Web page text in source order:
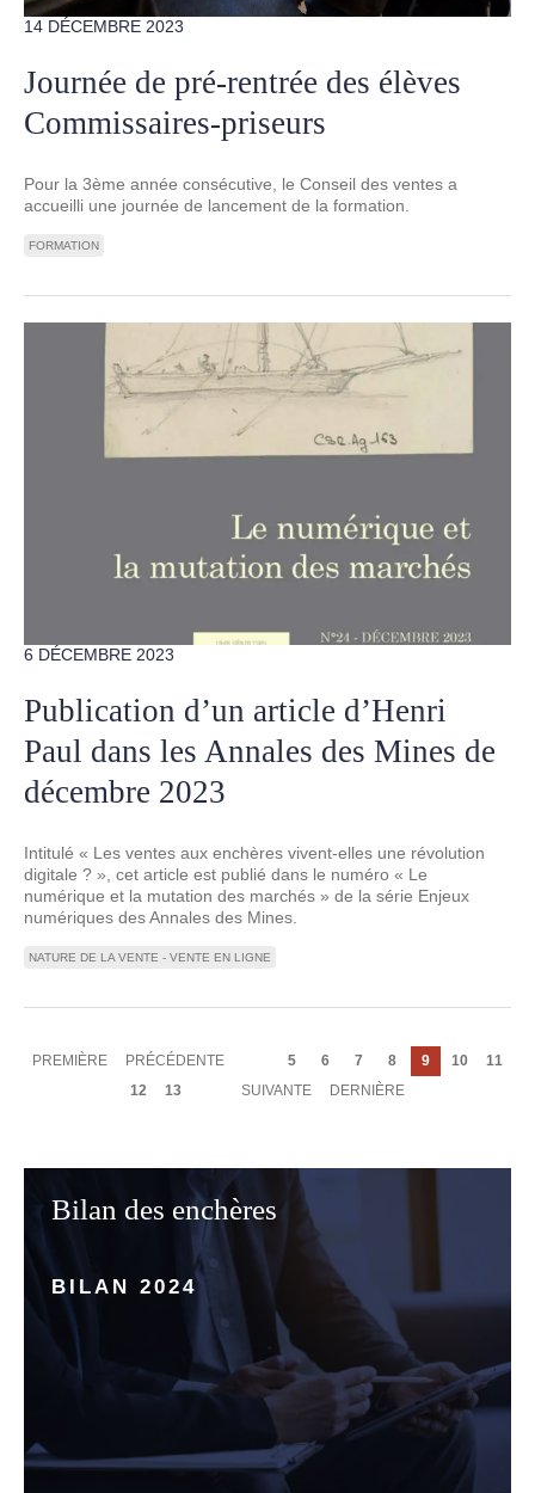
14 DÉCEMBRE 2023
Journée de pré-rentrée des élèves
Commissaires-priseurs
Pour la 3ème année consécutive, le Conseil des ventes a
accueilli une journée de lancement de la formation.
FORMATION
6 DÉCEMBRE 2023
Publication d’un article d’Henri
Paul dans les Annales des Mines de
décembre 2023
Intitulé « Les ventes aux enchères vivent-elles une révolution
digitale ? », cet article est publié dans le numéro « Le
numérique et la mutation des marchés » de la série Enjeux
numériques des Annales des Mines.
NATURE DE LA VENTE - VENTE EN LIGNE
Pagination
PREMIÈRE
PREMIÈRE
PAGE
PRÉCÉDENTE Page
5 Page
6 Page
7 Page
8
Page
courante
9 Page
10 Page
11
Page
12 Page
13
PAGE
SUIVANTE
DERNIÈRE
DERNIÈRE
Bilan des enchères
BILAN 2024